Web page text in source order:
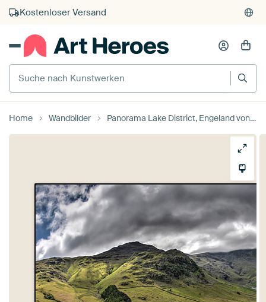
Kauf auf Rechnung
Individueller Druck auf Bestellung
Suche nach Kunstwerken
Home Wandbilder Panorama Lake District, Engeland von Frans Blok - Fotos, Kunst und weitere Wanddekoration